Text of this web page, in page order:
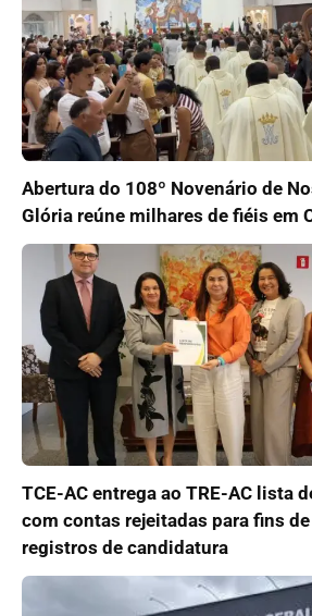
Abertura do 108º Novenário de
Glória reúne milhares de fiéis em
TCE-AC entrega ao TRE-AC lista
com contas rejeitadas para fins
registros de candidatura